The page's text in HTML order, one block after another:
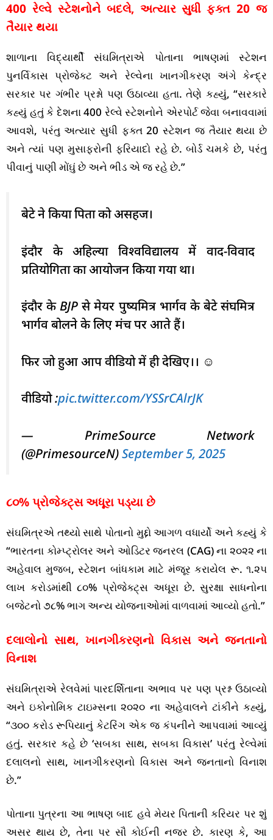
400 રેલ્વે સ્ટેશનોને બદલે, અત્યાર સુધી ફક્ત 20 જ
તૈયાર થયા
શાળાના વિદ્યાર્થી સંઘમિત્રાએ પોતાના ભાષણમાં સ્ટેશન
પુનર્વિકાસ પ્રોજેક્ટ અને રેલ્વેના ખાનગીકરણ અંગે કેન્દ્ર
સરકાર પર ગંભીર પ્રશ્નો પણ ઉઠાવ્યા હતા. તેણે કહ્યું, “સરકારે
કહ્યું હતું કે દેશના 400 રેલ્વે સ્ટેશનોને એરપોર્ટ જેવા બનાવવામાં
આવશે, પરંતુ અત્યાર સુધી ફક્ત 20 સ્ટેશન જ તૈયાર થયા છે
અને ત્યાં પણ મુસાફરોની ફરિયાદો રહે છે. બોર્ડ ચમકે છે, પરંતુ
પીવાનું પાણી મોંઘું છે અને ભીડ એ જ રહે છે.”
बेटे ने किया पिता को असहज।
इंदौर के अहिल्या विश्वविद्यालय में वाद-विवाद
प्रतियोगिता का आयोजन किया गया था।
इंदौर के BJP से मेयर पुष्यमित्र भार्गव के बेटे संघमित्र
भार्गव बोलने के लिए मंच पर आते हैं।
फिर जो हुआ आप वीडियो में ही देखिए।। ☺
वीडियो :pic.twitter.com/YSSrCAlrJK
— PrimeSource Network
(@PrimesourceN)September 5, 2025
૮૦% પ્રોજેક્ટ્સ અધૂરા પડ્યા છે
સંઘમિત્રએ તથ્યો સાથે પોતાનો મુદ્દો આગળ વધાર્યો અને કહ્યું કે
“ભારતના કોમ્પ્ટ્રોલર અને ઓડિટર જનરલ (CAG) ના ૨૦૨૨ ના
અહેવાલ મુજબ, સ્ટેશન બાંધકામ માટે મંજૂર કરાયેલ રૂ. ૧.૨૫
લાખ કરોડમાંથી ૮૦% પ્રોજેક્ટ્સ અધૂરા છે. સુરક્ષા સાધનોના
બજેટનો ૭૮% ભાગ અન્ય યોજનાઓમાં વાળવામાં આવ્યો હતો.”
દલાલોનો સાથ, ખાનગીકરણનો વિકાસ અને જનતાનો
વિનાશ
સંઘમિત્રાએ રેલવેમાં પારદર્શિતાના અભાવ પર પણ પ્રશ્ન ઉઠાવ્યો
અને ઇકોનોમિક ટાઇમ્સના ૨૦૨૦ ના અહેવાલને ટાંકીને કહ્યું,
“૩૦૦ કરોડ રૂપિયાનું કેટરિંગ એક જ કંપનીને આપવામાં આવ્યું
હતું. સરકાર કહે છે ‘સબકા સાથ, સબકા વિકાસ’ પરંતુ રેલ્વેમાં
દલાલનો સાથ, ખાનગીકરણનો વિકાસ અને જનતાનો વિનાશ
છે.”
પોતાના પુત્રના આ ભાષણ બાદ હવે મેયર પિતાની કરિયર પર શું
અસર થાય છે, તેના પર સૌ કોઈની નજર છે. કારણ કે, આ